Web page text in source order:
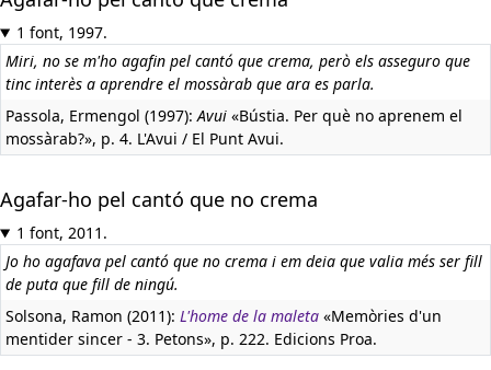
1 font, 1997.
Miri, no se m'ho agafin pel cantó que crema, però els asseguro que
tinc interès a aprendre el mossàrab que ara es parla.
Passola, Ermengol (1997):Avui «Bústia. Per què no aprenem el
mossàrab?», p. 4. L'Avui / El Punt Avui.
Agafar-ho pel cantó que no crema
1 font, 2011.
Jo ho agafava pel cantó que no crema i em deia que valia més ser fill
de puta que fill de ningú.
Solsona, Ramon (2011): L'home de la maleta «Memòries d'un
mentider sincer - 3. Petons», p. 222. Edicions Proa.